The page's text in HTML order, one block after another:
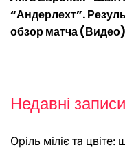
записів
“Андерлехт”.
обзор матча (Видео)
Недавні записи
Оріль міліє та